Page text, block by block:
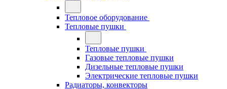
Тепловое оборудование
Тепловые пушки
Тепловые пушки
Газовые тепловые пушки
Дизельные тепловые пушки
Электрические тепловые пушки
Радиаторы, конвекторы